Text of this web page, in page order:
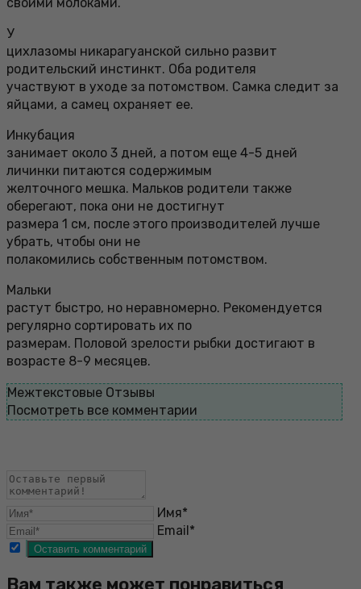
своими молоками.
У
цихлазомы никарагуанской сильно развит
родительский инстинкт. Оба родителя
участвуют в уходе за потомством. Самка следит за
яйцами, а самец охраняет ее.
Инкубация
занимает около 3 дней, а потом еще 4-5 дней
личинки питаются содержимым
желточного мешка. Мальков родители также
оберегают, пока они не достигнут
размера 1 см, после этого производителей лучше
убрать, чтобы они не
полакомились собственным потомством.
Мальки
растут быстро, но неравномерно. Рекомендуется
регулярно сортировать их по
размерам. Половой зрелости рыбки достигают в
возрасте 8-9 месяцев.
Межтекстовые Отзывы
Посмотреть все комментарии
Имя*
Email*